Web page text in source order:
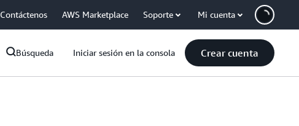
Contáctenos AWS Marketplace Soporte Mi cuenta
Búsqueda Iniciar sesión en la consola Crear cuenta